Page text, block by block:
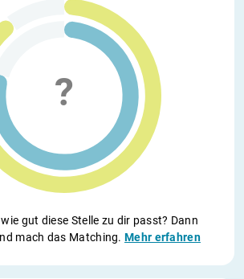
gut diese Stelle zu dir passt? Dann
mach das Matching.Mehr erfahren